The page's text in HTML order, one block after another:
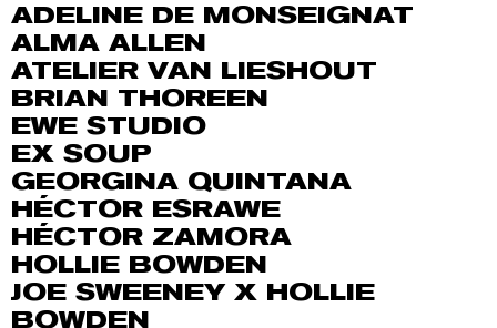
ADELINE DE MONSEIGNAT
ALMA ALLEN
ATELIER VAN LIESHOUT
BRIAN THOREEN
EWE STUDIO
EX SOUP
GEORGINA QUINTANA
HÉCTOR ESRAWE
HÉCTOR ZAMORA
HOLLIE BOWDEN
JOE SWEENEY X HOLLIE
BOWDEN